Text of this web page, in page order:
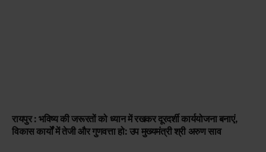
रायपुर : भविष्य की जरूरतों को ध्यान में रखकर दूरदर्शी कार्ययोजना बनाएं,
विकास कार्यों में तेजी और गुणवत्ता हो: उप मुख्यमंत्री श्री अरुण साव